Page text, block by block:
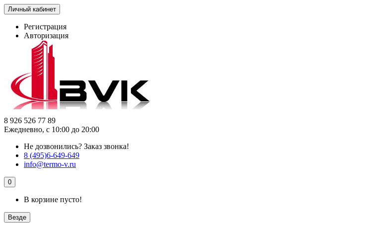
Личный кабинет
Регистрация
Авторизация
8 926 526 77 89
Ежедневно, с 10:00 до 20:00
Не дозвонились? Заказ звонка!
8 (495)6-649-649
info@termo-v.ru
0
В корзине пусто!
Везде